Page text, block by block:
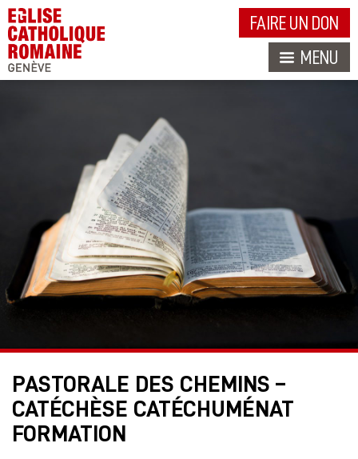
FAIRE UN DON
MENU
PASTORALE DES CHEMINS –
CATÉCHÈSE CATÉCHUMÉNAT
FORMATION